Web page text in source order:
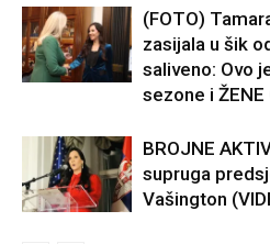
(FOTO)
zasijala u šik
saliveno: Ovo
sezone i ŽENE
BROJNE
supruga
Vašington